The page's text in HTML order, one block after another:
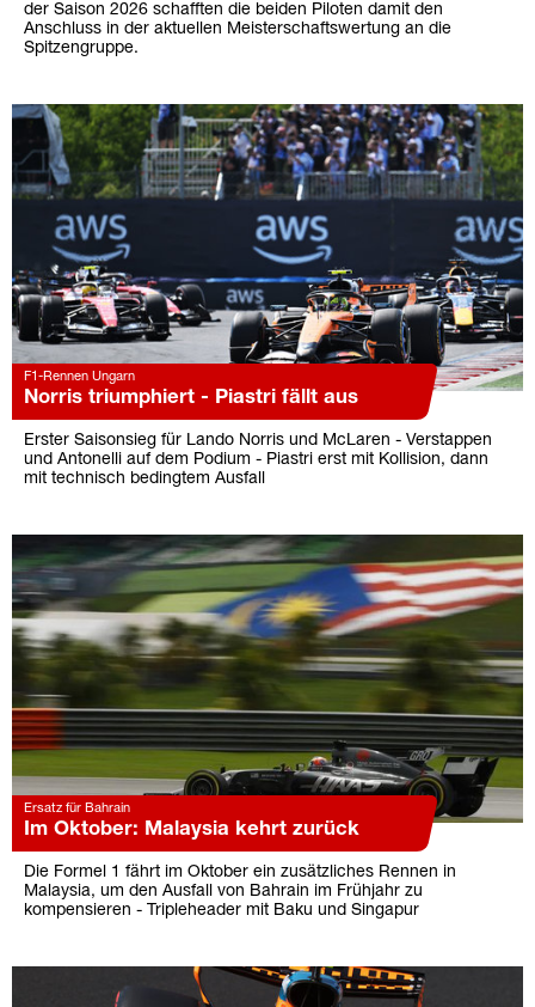
der Saison 2026 schafften die beiden Piloten damit den
Anschluss in der aktuellen Meisterschaftswertung an die
Spitzengruppe.
F1-Rennen Ungarn
Norris triumphiert - Piastri fällt aus
Erster Saisonsieg für Lando Norris und McLaren - Verstappen
und Antonelli auf dem Podium - Piastri erst mit Kollision, dann
mit technisch bedingtem Ausfall
Ersatz für Bahrain
Im Oktober: Malaysia kehrt zurück
Die Formel 1 fährt im Oktober ein zusätzliches Rennen in
Malaysia, um den Ausfall von Bahrain im Frühjahr zu
kompensieren - Tripleheader mit Baku und Singapur